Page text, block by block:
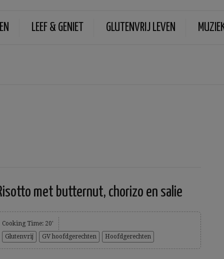
LEEF & GENIET GLUTENVRIJ LEVEN
met butternut, chorizo en salie
Cooking Time: 20'
Glutenvrij
GV hoofdgerechten Hoofdgerechten